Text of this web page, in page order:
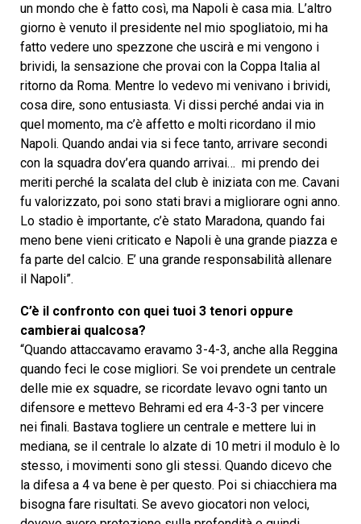
un mondo che è fatto così, ma Napoli è casa mia. L’altro
giorno è venuto il presidente nel mio spogliatoio, mi ha
fatto vedere uno spezzone che uscirà e mi vengono i
brividi, la sensazione che provai con la Coppa Italia al
ritorno da Roma. Mentre lo vedevo mi venivano i brividi,
cosa dire, sono entusiasta. Vi dissi perché andai via in
quel momento, ma c’è affetto e molti ricordano il mio
Napoli. Quando andai via si fece tanto, arrivare secondi
con la squadra dov’era quando arrivai… mi prendo dei
meriti perché la scalata del club è iniziata con me. Cavani
fu valorizzato, poi sono stati bravi a migliorare ogni anno.
Lo stadio è importante, c’è stato Maradona, quando fai
meno bene vieni criticato e Napoli è una grande piazza e
fa parte del calcio. E’ una grande responsabilità allenare
il Napoli”.
C’è il confronto con quei tuoi 3 tenori oppure
cambierai qualcosa?
“Quando attaccavamo eravamo 3-4-3, anche alla Reggina
quando feci le cose migliori. Se voi prendete un centrale
delle mie ex squadre, se ricordate levavo ogni tanto un
difensore e mettevo Behrami ed era 4-3-3 per vincere
nei finali. Bastava togliere un centrale e mettere lui in
mediana, se il centrale lo alzate di 10 metri il modulo è lo
stesso, i movimenti sono gli stessi. Quando dicevo che
la difesa a 4 va bene è per questo. Poi si chiacchiera ma
bisogna fare risultati. Se avevo giocatori non veloci,